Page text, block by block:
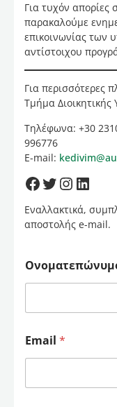
Για τυχόν απορίες
παρακαλούμε
επικοινωνίας των
αντίστοιχου
Για περισσότερες
Τμήμα
Τηλέφωνα: +30
996776
E-mail:
Εναλλακτικά,
αποστολής e-mail.
Email *